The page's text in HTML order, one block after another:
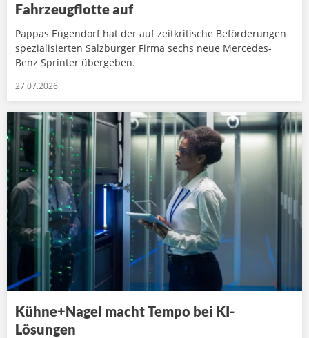
Fahrzeugflotte auf
Pappas Eugendorf hat der auf zeitkritische Beförderungen
spezialisierten Salzburger Firma sechs neue Mercedes-
Benz Sprinter übergeben.
27.07.2026
Kühne+Nagel macht Tempo bei KI-
Lösungen